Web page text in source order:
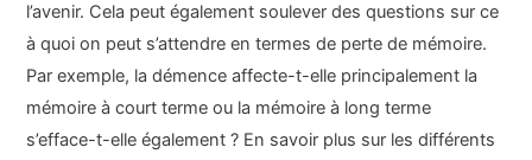
l’avenir. Cela peut également soulever des questions sur ce
à quoi on peut s’attendre en termes de perte de mémoire.
Par exemple, la démence affecte-t-elle principalement la
mémoire à court terme ou la mémoire à long terme
s’efface-t-elle également ? En savoir plus sur les différents